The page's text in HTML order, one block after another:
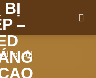
rọi cột